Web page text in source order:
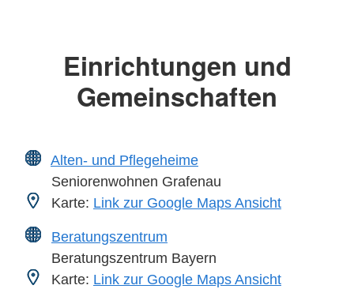
Einrichtungen und
Gemeinschaften
Alten- und Pflegeheime
Seniorenwohnen Grafenau
Karte: Link zur Google Maps Ansicht
Beratungszentrum
Beratungszentrum Bayern
Karte: Link zur Google Maps Ansicht